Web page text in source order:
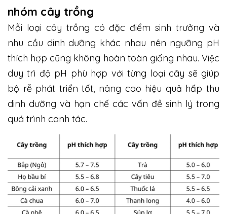
nhóm cây trồng
Mỗi loại cây trồng có đặc điểm sinh trưởng và
nhu cầu dinh dưỡng khác nhau nên ngưỡng pH
thích hợp cũng không hoàn toàn giống nhau. Việc
duy trì độ pH phù hợp với từng loại cây sẽ giúp
bộ rễ phát triển tốt, nâng cao hiệu quả hấp thu
dinh dưỡng và hạn chế các vấn đề sinh lý trong
quá trình canh tác.